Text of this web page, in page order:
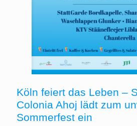
Köln feiert das Leben –
Colonia Ahoj lädt zum
Sommerfest ein